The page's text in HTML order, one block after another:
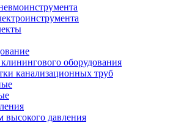
оборудования
канализационных труб
высокого давления